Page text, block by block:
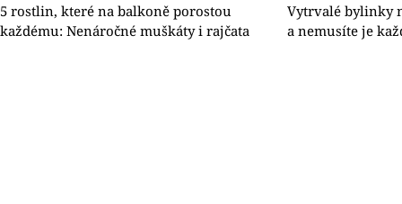
5 rostlin, které na balkoně porostou
každému: Nenáročné muškáty i rajčata
Vytrvalé bylinky
a nemusíte je